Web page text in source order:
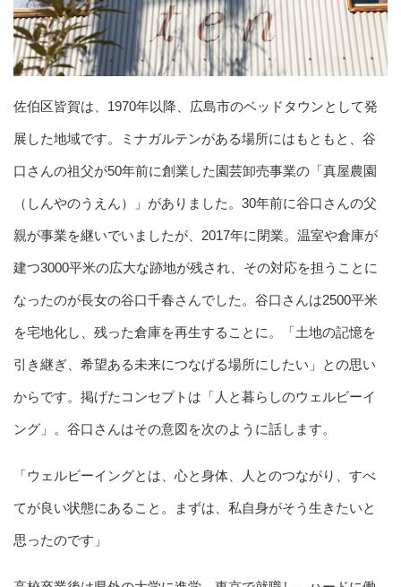
佐伯区皆賀は、1970年以降、広島市のベッドタウンとして発
展した地域です。ミナガルテンがある場所にはもともと、谷
口さんの祖父が50年前に創業した園芸卸売事業の「真屋農園
（しんやのうえん）」がありました。30年前に谷口さんの父
親が事業を継いでいましたが、2017年に閉業。温室や倉庫が
建つ3000平米の広大な跡地が残され、その対応を担うことに
なったのが長女の谷口千春さんでした。谷口さんは2500平米
を宅地化し、残った倉庫を再生することに。「土地の記憶を
引き継ぎ、希望ある未来につなげる場所にしたい」との思い
からです。掲げたコンセプトは「人と暮らしのウェルビーイ
ング」。谷口さんはその意図を次のように話します。
「ウェルビーイングとは、心と身体、人とのつながり、すべ
てが良い状態にあること。まずは、私自身がそう生きたいと
思ったのです」